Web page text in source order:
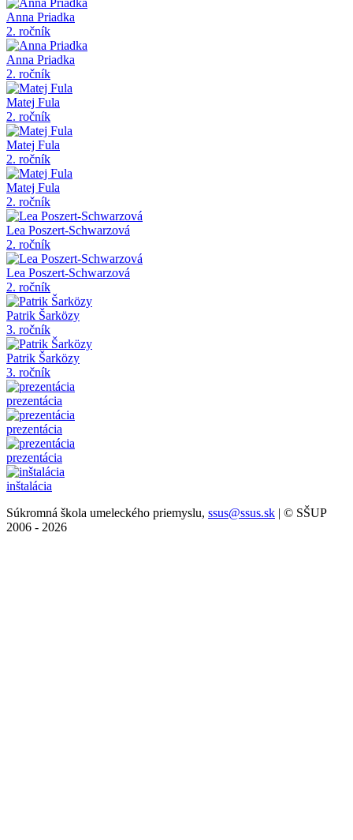
Anna Priadka
2. ročník
Anna Priadka
2. ročník
Matej Fula
2. ročník
Matej Fula
2. ročník
Matej Fula
2. ročník
Lea Poszert-Schwarzová
2. ročník
Lea Poszert-Schwarzová
2. ročník
Patrik Šarközy
3. ročník
Patrik Šarközy
3. ročník
prezentácia
prezentácia
prezentácia
inštalácia
Súkromná škola umeleckého priemyslu, ssus@ssus.sk | © SŠUP
2006 - 2026